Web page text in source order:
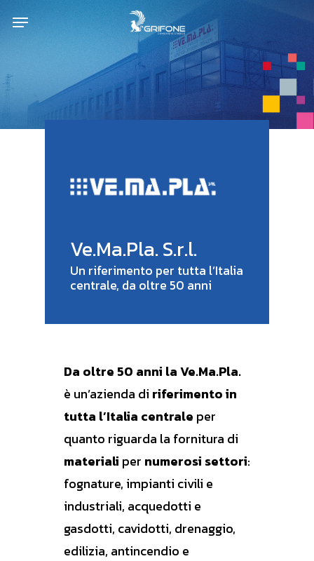
Skip
content
Menu
Ve.Ma.Pla. S.r.l.
Un riferimento per tutta l’Italia
centrale, da oltre 50 anni
Da oltre 50 anni la Ve.Ma.Pla.
è un’azienda di riferimentoin
tutta l’Italia centrale per
quanto riguarda la fornitura di
materiali per numerosi settori:
fognature, impianti civili e
industriali, acquedotti e
gasdotti, cavidotti, drenaggio,
edilizia, antincendio e